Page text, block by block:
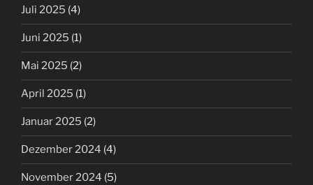
Juli 2025 (4)
Juni 2025 (1)
Mai 2025 (2)
April 2025 (1)
Januar 2025 (2)
Dezember 2024 (4)
November 2024 (5)